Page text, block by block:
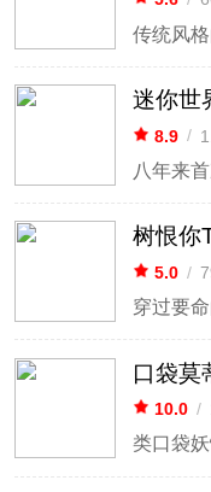
传统风
迷你世
8.9 /
八年来
树恨你
5.0 /
口袋莫
10.0 /
类口袋